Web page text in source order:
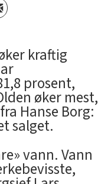
kraftig
prosent,
øker mest,
Hanse Borg:
salget.
vann. Vann